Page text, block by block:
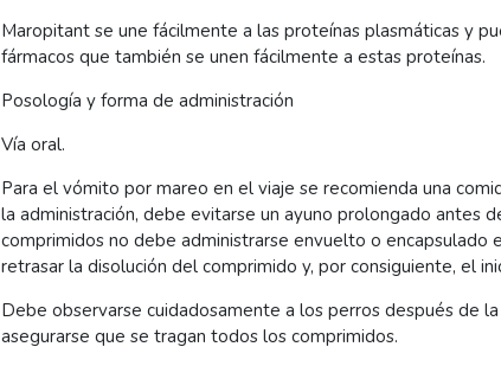
Maropitant se une fácilmente a las proteínas plasmáticas y
fármacos que también se unen fácilmente a estas proteínas.
Posología y forma de administración
Vía oral.
Para el vómito por mareo en el viaje se recomienda una
la administración, debe evitarse un ayuno prolongado antes
comprimidos no debe administrarse envuelto o encapsulado
retrasar la disolución del comprimido y, por consiguiente, el
Debe observarse cuidadosamente a los perros después de
asegurarse que se tragan todos los comprimidos.